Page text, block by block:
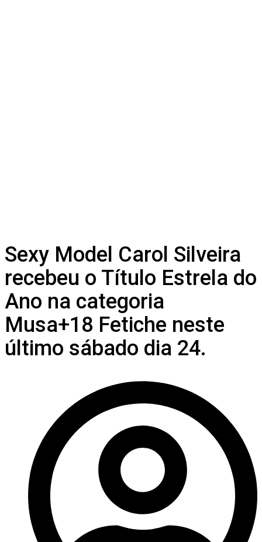
Sexy Model Carol Silveira
recebeu o Título Estrela do
Ano na categoria
Musa+18 Fetiche neste
último sábado dia 24.